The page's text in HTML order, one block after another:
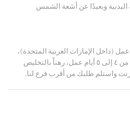
البدنية وبعيدًا عن أشعة الشمس
(داخل الإمارات العربية المتحدة)،
وقد يستغرق الشحن الدولي من ٤ إلى ٥ أيام عمل، رهناً بالتخليص
واستلم طلبك من أقرب فرع لنا.